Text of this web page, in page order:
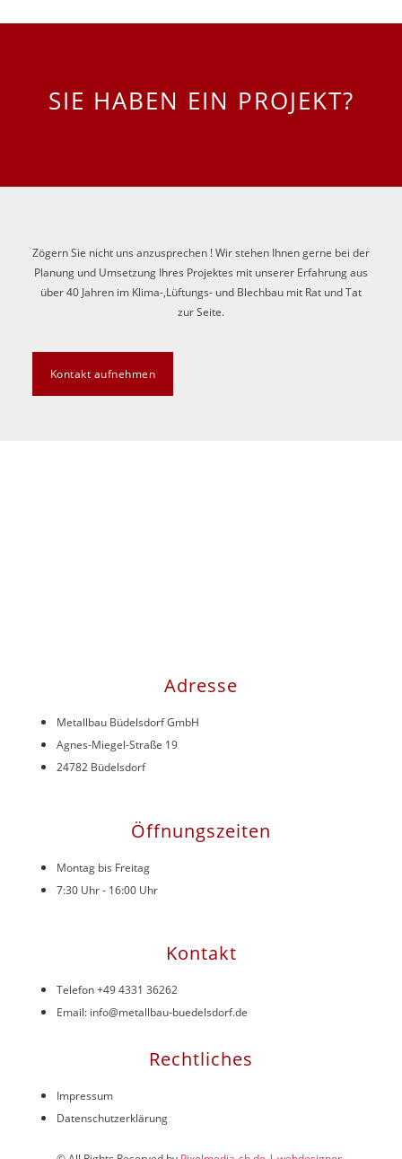
SIE HABEN EIN PROJEKT?
Zögern Sie nicht uns anzusprechen ! Wir stehen Ihnen gerne bei der
Planung und Umsetzung Ihres Projektes mit unserer Erfahrung aus
über 40 Jahren im Klima-,Lüftungs- und Blechbau mit Rat und Tat
zur Seite.
Kontakt aufnehmen
Adresse
Metallbau Büdelsdorf GmbH
Agnes-Miegel-Straße 19
24782 Büdelsdorf
Öffnungszeiten
Montag bis Freitag
7:30 Uhr - 16:00 Uhr
Kontakt
Telefon +49 4331 36262
Email: info@metallbau-buedelsdorf.de
Rechtliches
Impressum
Datenschutzerklärung